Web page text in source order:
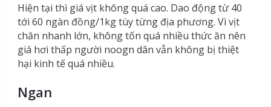
Hiện tại thì giá vịt không quá cao. Dao động từ 40
tới 60 ngàn đồng/1kg tùy từng địa phương. Vì vịt
chăn nhanh lớn, không tốn quá nhiều thức ăn nên
giá hơi thấp người noogn dân vẫn không bị thiệt
hại kinh tế quá nhiều.
Ngan